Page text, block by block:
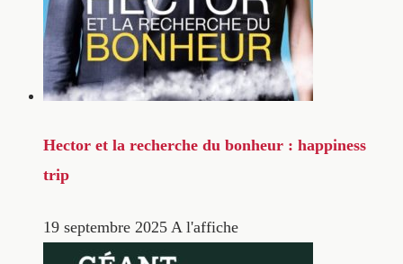
Hector et la recherche du bonheur : happiness
trip
19 septembre 2025 A l'affiche